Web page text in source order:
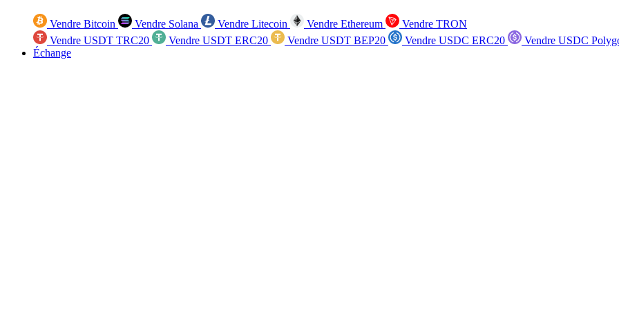
Vendre Bitcoin Vendre Solana Vendre Litecoin Vendre Ethereum
Vendre TRON
Vendre USDT TRC20
Vendre USDT ERC20 Vendre USDT BEP20 Vendre USDC ERC20
Vendre USDC
Échange